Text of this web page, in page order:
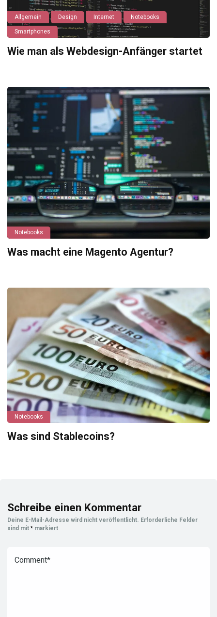
Allgemein Design Internet Notebooks
Smartphones
Wie man als Webdesign-Anfänger startet
Notebooks
Was macht eine Magento Agentur?
Notebooks
Was sind Stablecoins?
Schreibe einen Kommentar
Deine E-Mail-Adresse wird nicht veröffentlicht. Erforderliche Felder
sind mit * markiert